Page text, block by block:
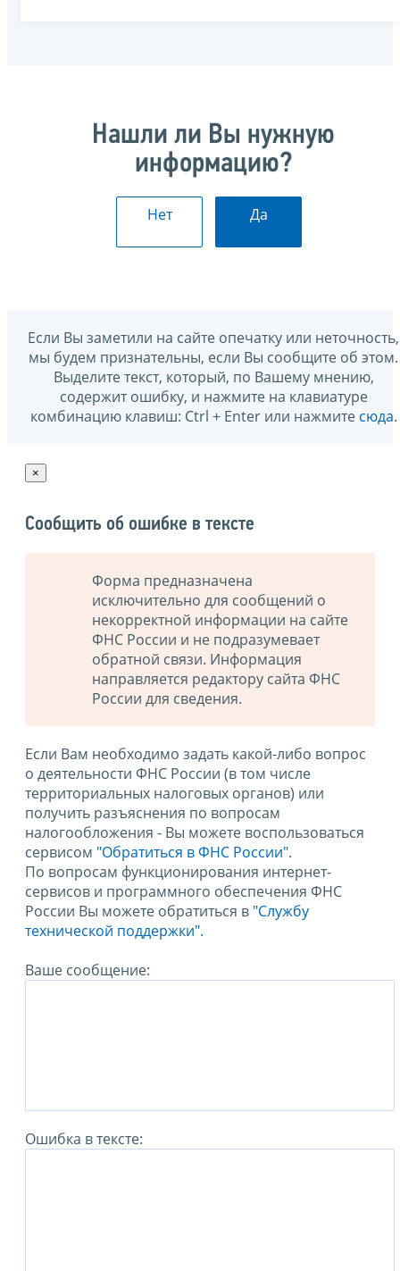
Нашли ли Вы нужную
информацию?
Нет Да
Если Вы заметили на сайте опечатку или неточность,
мы будем признательны, если Вы сообщите об этом.
Выделите текст, который, по Вашему мнению,
содержит ошибку, и нажмите на клавиатуре
комбинацию клавиш: Ctrl + Enter или нажмите сюда.
×
Сообщить об ошибке в тексте
Форма предназначена
исключительно для сообщений о
некорректной информации на сайте
ФНС России и не подразумевает
обратной связи. Информация
направляется редактору сайта ФНС
России для сведения.
Если Вам необходимо задать какой-либо вопрос
о деятельности ФНС России (в том числе
территориальных налоговых органов) или
получить разъяснения по вопросам
налогообложения - Вы можете воспользоваться
сервисом "Обратиться в ФНС России".
По вопросам функционирования интернет-
сервисов и программного обеспечения ФНС
России Вы можете обратиться в "Службу
технической поддержки".
Ваше сообщение:
Ошибка в тексте: